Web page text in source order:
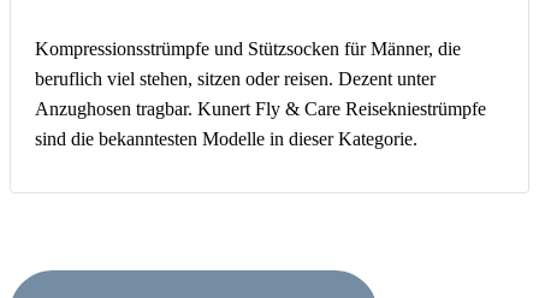
Kompressionsstrümpfe und Stützsocken für Männer, die
beruflich viel stehen, sitzen oder reisen. Dezent unter
Anzughosen tragbar. Kunert Fly & Care Reisekniestrümpfe
sind die bekanntesten Modelle in dieser Kategorie.